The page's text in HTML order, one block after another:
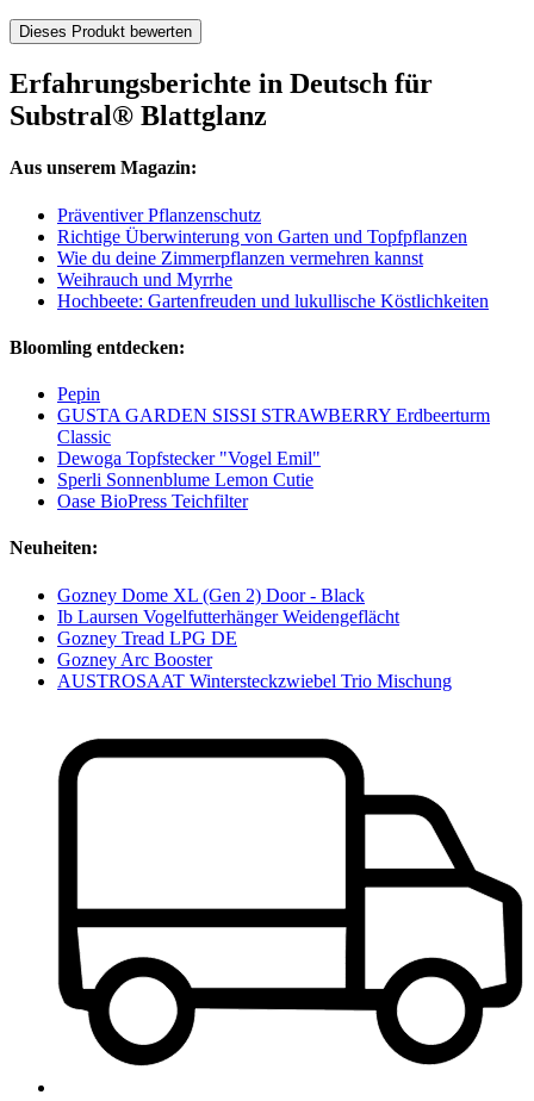
Dieses Produkt bewerten
Erfahrungsberichte in Deutsch für
Substral® Blattglanz
Aus unserem Magazin:
Präventiver Pflanzenschutz
Richtige Überwinterung von Garten und Topfpflanzen
Wie du deine Zimmerpflanzen vermehren kannst
Weihrauch und Myrrhe
Hochbeete: Gartenfreuden und lukullische Köstlichkeiten
Bloomling entdecken:
Pepin
GUSTA GARDEN SISSI STRAWBERRY Erdbeerturm
Classic
Dewoga Topfstecker "Vogel Emil"
Sperli Sonnenblume Lemon Cutie
Oase BioPress Teichfilter
Neuheiten:
Gozney Dome XL (Gen 2) Door - Black
Ib Laursen Vogelfutterhänger Weidengeflächt
Gozney Tread LPG DE
Gozney Arc Booster
AUSTROSAAT Wintersteckzwiebel Trio Mischung